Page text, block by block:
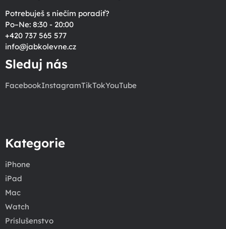
Potrebuješ s niečím poradiť?
Po–Ne: 8:30 - 20:00
+420 737 565 577
info@jabkolevne.cz
Sleduj nás
FacebookInstagramTikTokYouTube
Kategorie
iPhone
iPad
Mac
Watch
Príslušenstvo